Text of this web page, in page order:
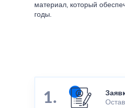
материал, который
годы.